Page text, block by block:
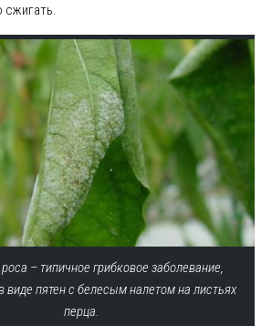
сжигать.
– типичное грибковое заболевание,
виде пятен с белесым налетом на листьях
перца.